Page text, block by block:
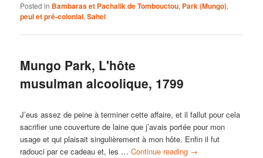
Posted in Bambaras et Pachalik de Tombouctou, Park (Mungo),
peul et pré-colonial,Sahel
Mungo Park, L'hôte
musulman alcoolique, 1799
J’eus assez de peine à terminer cette affaire, et il fallut pour cela
sacrifier une couverture de laine que j’avais portée pour mon
usage et qui plaisait singulièrement à mon hôte. Enfin il fut
radouci par ce cadeau et, les …Continue reading →